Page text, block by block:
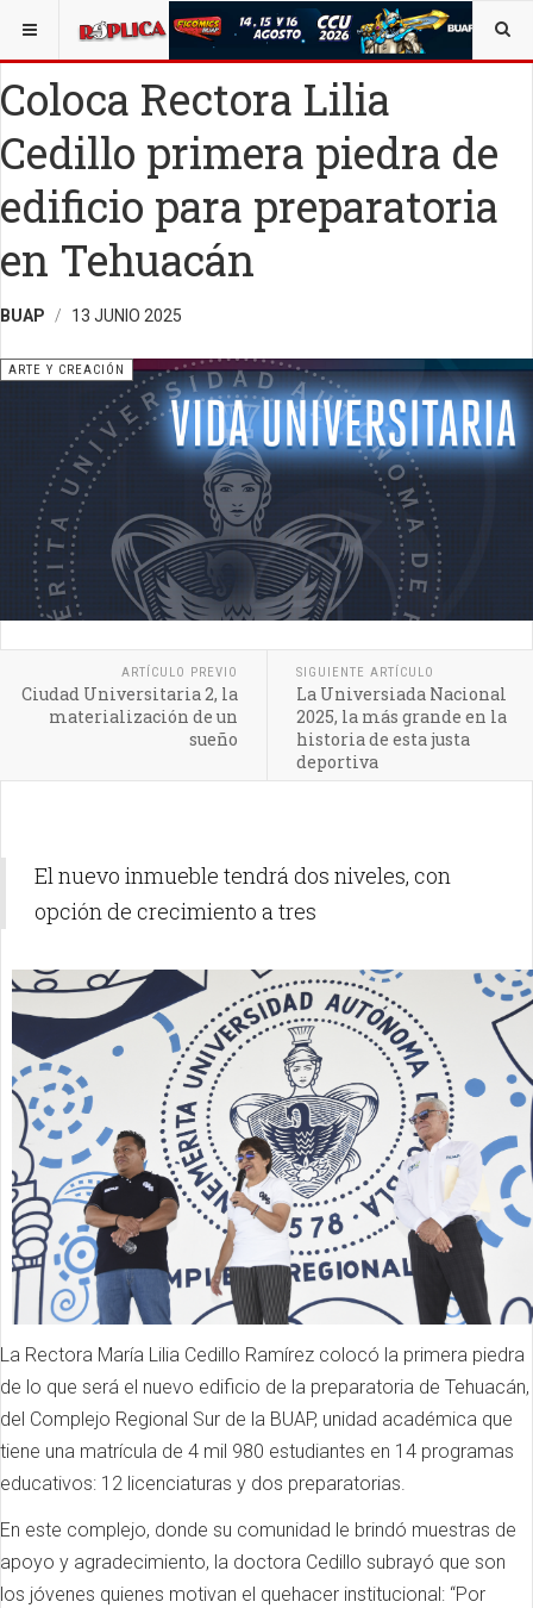
ESTÁ AQUÍ: ARTE
Coloca Rectora Lilia
Cedillo primera piedra de
edificio para preparatoria
en Tehuacán
BUAP 13 JUNIO 2025
ARTE Y CREACIÓN
ARTÍCULO PREVIO
Ciudad Universitaria 2, la
materialización de un
sueño
SIGUIENTE ARTÍCULO
La Universiada Nacional
2025, la más grande en la
historia de esta justa
deportiva
El nuevo inmueble tendrá dos niveles, con
opción de crecimiento a tres
La Rectora María Lilia Cedillo Ramírez colocó la primera piedra
de lo que será el nuevo edificio de la preparatoria de Tehuacán,
del Complejo Regional Sur de la BUAP, unidad académica que
tiene una matrícula de 4 mil 980 estudiantes en 14 programas
educativos: 12 licenciaturas y dos preparatorias.
En este complejo, donde su comunidad le brindó muestras de
apoyo y agradecimiento, la doctora Cedillo subrayó que son
los jóvenes quienes motivan el quehacer institucional: “Por